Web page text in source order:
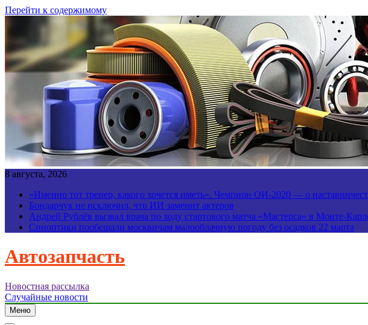
Перейти к содержимому
8 августа, 2026
«Именно тот тренер, какого хочется иметь». Чемпион ОИ-2020 — о
Бондарчук не исключил, что ИИ заменит актеров
Андрей Рублёв вызвал врача по ходу стартового матча «Мастерса» в Монте-
Синоптики пообещали москвичам малооблачную погоду без осадков 22 марта
Автозапчасть
Новостная рассылка
Случайные новости
Меню